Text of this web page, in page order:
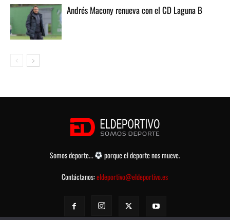
Andrés Macony renueva con el CD Laguna B
Somos deporte...
porque el deporte nos mueve.
Contáctanos:eldeportivo@eldeportivo.es